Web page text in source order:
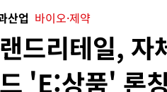
산업 바이오·제약
드리테일, 자
'E:상품' 론칭